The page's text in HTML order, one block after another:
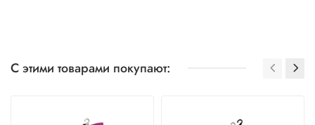
С этими товарами покупают: